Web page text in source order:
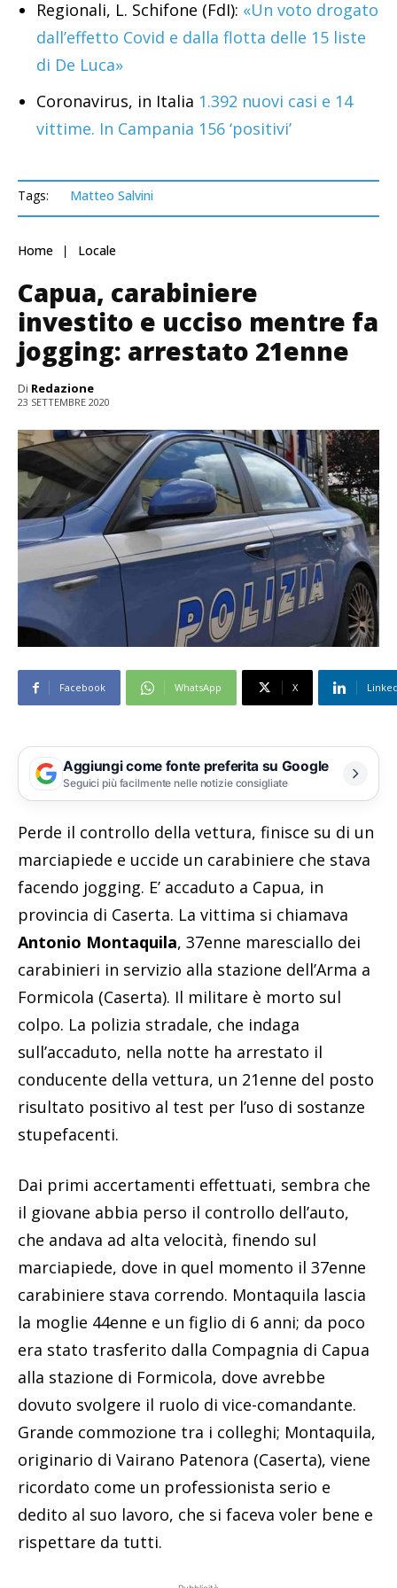
Regionali, L. Schifone (FdI): «Un voto drogato
dall’effetto Covid e dalla flotta delle 15 liste
di De Luca»
Coronavirus, in Italia 1.392 nuovi casi e 14
vittime. In Campania 156 ‘positivi’
Tags: Matteo Salvini
Home Locale
Capua, carabiniere
investito e ucciso mentre fa
jogging: arrestato 21enne
Di Redazione
23 SETTEMBRE 2020
Facebook WhatsApp X
Aggiungi come fonte preferita su Google
Seguici più facilmente nelle notizie consigliate
Perde il controllo della vettura, finisce su di un
marciapiede e uccide un carabiniere che stava
facendo jogging. E’ accaduto a Capua, in
provincia di Caserta. La vittima si chiamava
Antonio Montaquila, 37enne maresciallo dei
carabinieri in servizio alla stazione dell’Arma a
Formicola (Caserta). Il militare è morto sul
colpo. La polizia stradale, che indaga
sull’accaduto, nella notte ha arrestato il
conducente della vettura, un 21enne del posto
risultato positivo al test per l’uso di sostanze
stupefacenti.
Dai primi accertamenti effettuati, sembra che
il giovane abbia perso il controllo dell’auto,
che andava ad alta velocità, finendo sul
marciapiede, dove in quel momento il 37enne
carabiniere stava correndo. Montaquila lascia
la moglie 44enne e un figlio di 6 anni; da poco
era stato trasferito dalla Compagnia di Capua
alla stazione di Formicola, dove avrebbe
dovuto svolgere il ruolo di vice-comandante.
Grande commozione tra i colleghi; Montaquila,
originario di Vairano Patenora (Caserta), viene
ricordato come un professionista serio e
dedito al suo lavoro, che si faceva voler bene e
rispettare da tutti.